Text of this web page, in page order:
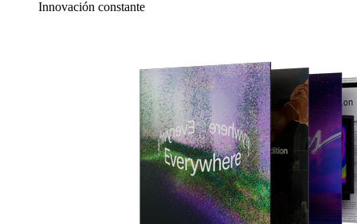
Innovación constante